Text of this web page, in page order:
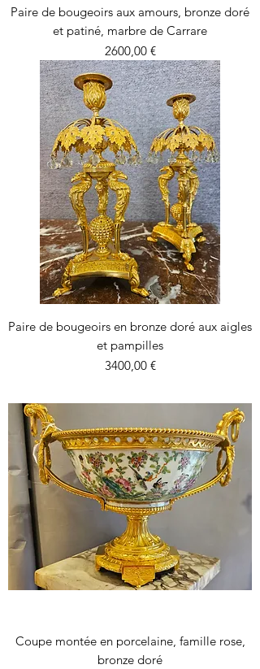
Paire de bougeoirs aux amours, bronze doré
et patiné, marbre de Carrare
Precio
2600,00 €
Paire de bougeoirs en bronze doré aux aigles
et pampilles
Precio
3400,00 €
Coupe montée en porcelaine, famille rose,
bronze doré